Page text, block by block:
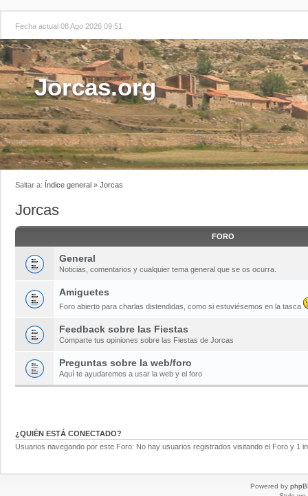
Fecha actual 08 Ago 2026 09:51
Jorcas.org
Saltar a: Índice general » Jorcas
Jorcas
FORO
General
Noticias, comentarios y cualquier tema general que se os ocurra.
Amiguetes
Foro abierto para charlas distendidas, como si estuviésemos en la tasca
Feedback sobre las Fiestas
Comparte tus opiniones sobre las Fiestas de Jorcas
Preguntas sobre la web/foro
Aquí te ayudaremos a usar la web y el foro
¿QUIÉN ESTÁ CONECTADO?
Usuarios navegando por este Foro: No hay usuarios registrados visitando el Foro y 1
Powered by